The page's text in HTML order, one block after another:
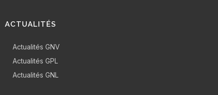
ACTUALITÉS
Actualités GNV
Actualités GPL
Actualités GNL